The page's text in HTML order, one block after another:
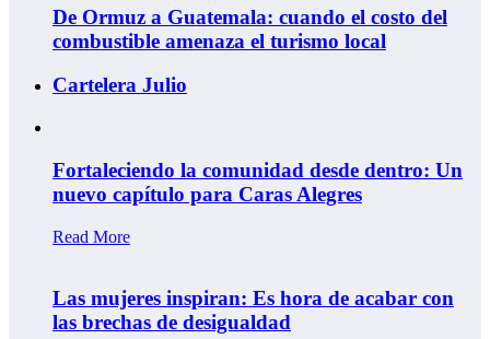
De Ormuz a Guatemala: cuando el costo del
combustible amenaza el turismo local
Cartelera Julio
Fortaleciendo la comunidad desde dentro: Un
nuevo capítulo para Caras Alegres
Read More
Las mujeres inspiran: Es hora de acabar con
las brechas de desigualdad